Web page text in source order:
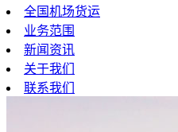
全国机场货运
业务范围
新闻资讯
关于我们
联系我们